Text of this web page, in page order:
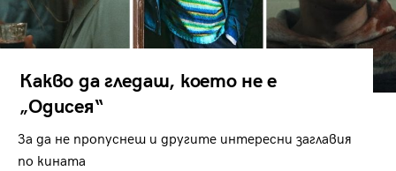
Какво да гледаш, което не е
„Одисея“
За да не пропуснеш и другите интересни заглавия
по кината